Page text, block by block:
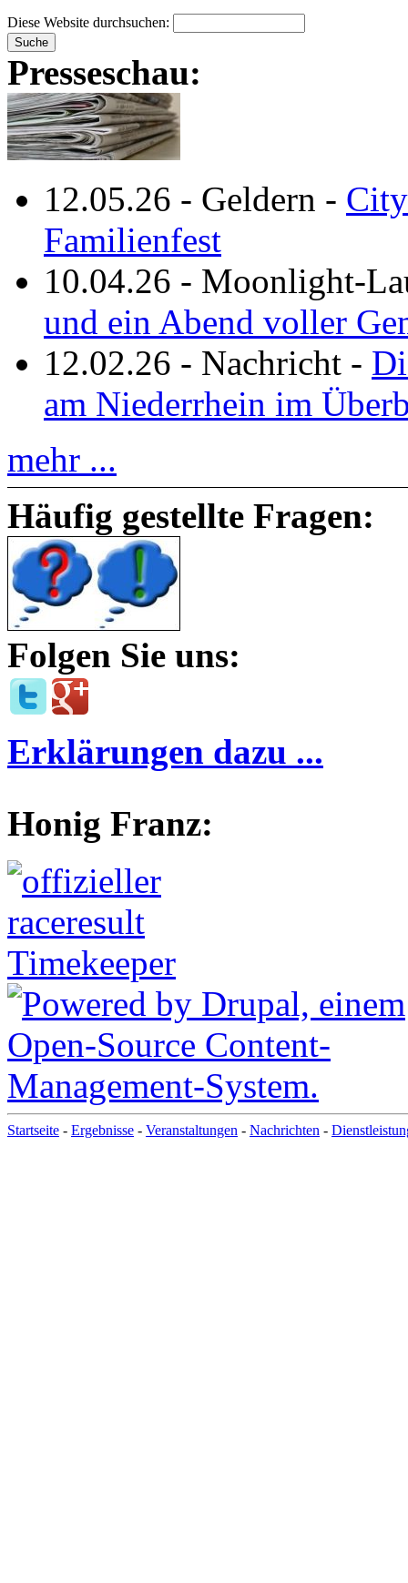
Diese Website durchsuchen:
Presseschau:
12.05.26 - Geldern -
Familienfest
10.04.26 - Moonlight-
und ein Abend voller
12.02.26 - Nachricht -
am Niederrhein im
mehr ...
Häufig gestellte Fragen:
Folgen Sie uns:
Erklärungen dazu ...
Honig Franz:
Startseite - Ergebnisse - Veranstaltungen - Nachrichten -